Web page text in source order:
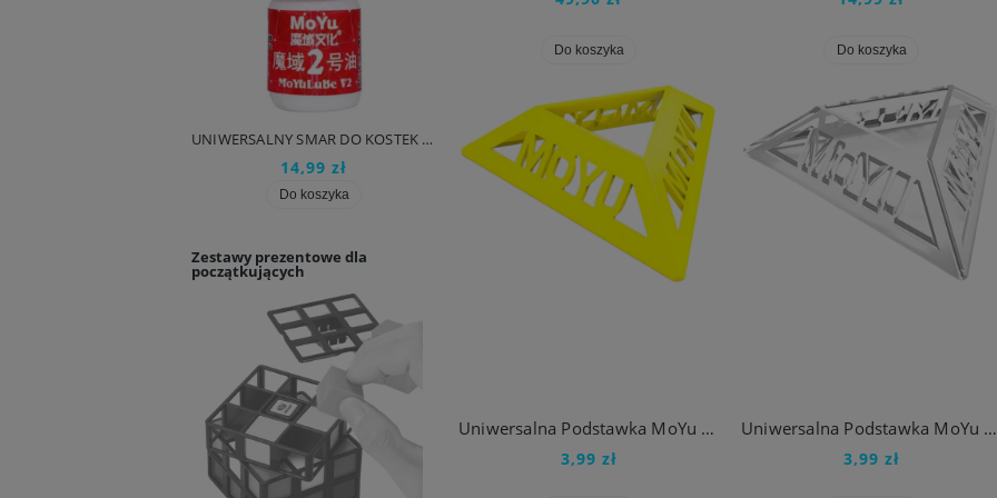
UNIWERSALNY SMAR DO KOSTEK RUBIKA MoYu Lube V2 5ml
14,99 zł
Do koszyka
UNIWERSALNY SMAR DO KOSTEK RUBIKA MoYu Lube V1 5ml
19,99 zł
Do koszyka
UNIWERSALNY SMAR DO KOSTEK RUBIKA GAN Lube 3 10ml
24,99 zł
Do koszyka
Zestawy prezentowe dla
początkujących
Do koszyka Do koszyka
Uniwersalna Podstawka MoYu do Kostka Rubika
3,99 zł
Uniwersalna Podstawka MoYu do Kostka Rubika
3,99 zł